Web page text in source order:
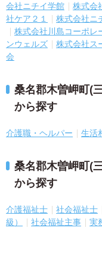
会社ニチイ学館
株式会
社ケア２１
株式会社ニ
株式会社川島コーポレ
ンウェルズ
株式会社ス
会
桑名郡木曽岬町(
から探す
介護職・ヘルパー 生活
桑名郡木曽岬町(
から探す
介護福祉士 社会福祉士
級）
社会福祉主事 実